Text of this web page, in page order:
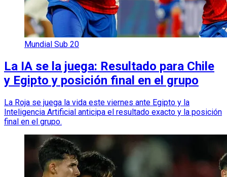
Mundial Sub 20
La IA se la juega: Resultado para Chile
y Egipto y posición final en el grupo
La Roja se juega la vida este viernes ante Egipto y la
Inteligencia Artificial anticipa el resultado exacto y la posición
final en el grupo.